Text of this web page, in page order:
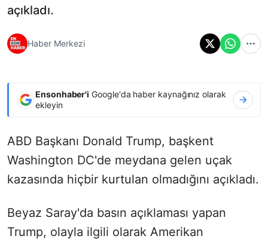
açıkladı.
Haber Merkezi
Ensonhaber'i Google'da haber kaynağınız olarak
ekleyin
ABD Başkanı Donald Trump, başkent
Washington DC'de meydana gelen uçak
kazasında hiçbir kurtulan olmadığını açıkladı.
Beyaz Saray'da basın açıklaması yapan
Trump, olayla ilgili olarak Amerikan